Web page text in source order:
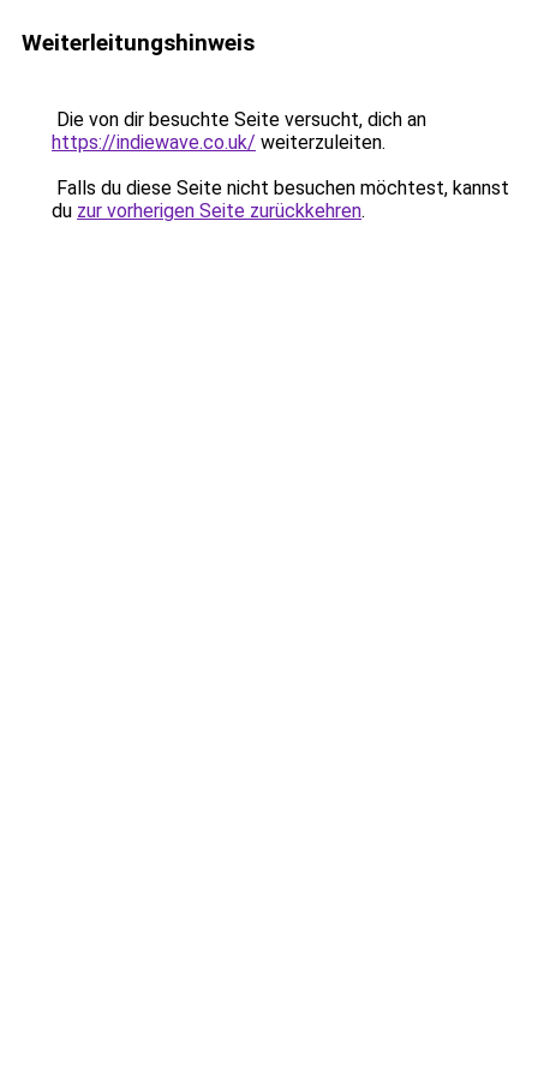
Weiterleitungshinweis
Die von dir besuchte Seite versucht, dich an
https://indiewave.co.uk/ weiterzuleiten.
Falls du diese Seite nicht besuchen möchtest, kannst
du zur vorherigen Seite zurückkehren.